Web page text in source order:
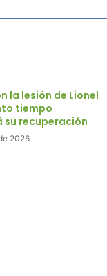
la lesión de Lionel
tiempo
su recuperación
2026